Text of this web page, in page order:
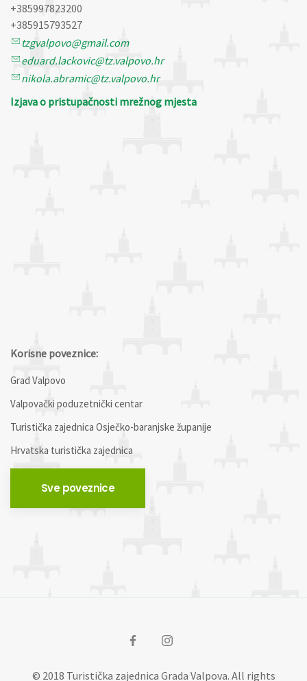
+385997823200
+385915793527
tzgvalpovo@gmail.com
eduard.lackovic@tz.valpovo.hr
nikola.abramic@tz.valpovo.hr
Izjava o pristupačnosti mrežnog mjesta
Korisne poveznice:
Grad Valpovo
Valpovački poduzetnički centar
Turistička zajednica Osječko-baranjske županije
Hrvatska turistička zajednica
Sve poveznice
© 2018 Turistička zajednica Grada Valpova. All rights